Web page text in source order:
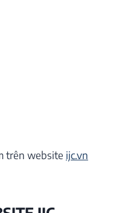
trên website ijc.vn